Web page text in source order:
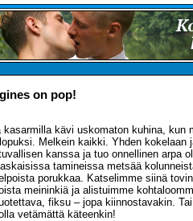
on pop!
kasarmilla kävi uskomaton kuhina, kun
Melkein kaikki. Yhden kokelaan
kanssa ja tuo onnellinen arpa
tamineissa metsää
porukkaa. Katselimme siinä
meininkiä ja alistuimme
fiksu – jopa kiinnostavakin.
vetämättä käteenkin!